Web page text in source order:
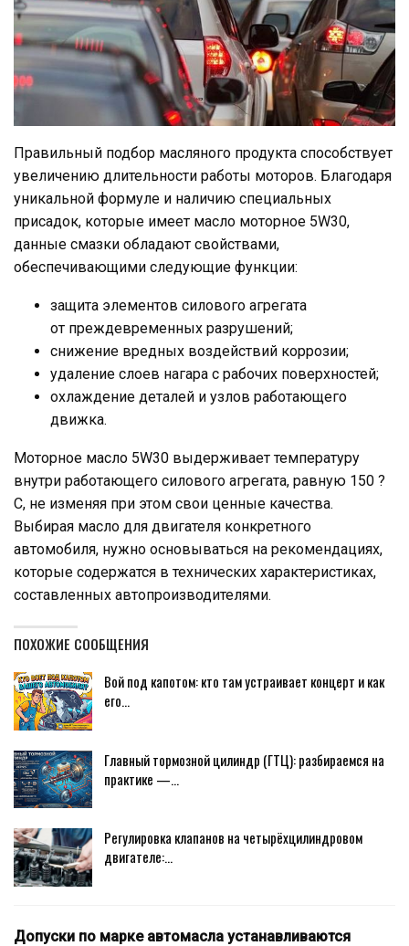
Правильный подбор масляного продукта способствует
увеличению длительности работы моторов. Благодаря
уникальной формуле и наличию специальных
присадок, которые имеет масло моторное 5W30,
данные смазки обладают свойствами,
обеспечивающими следующие функции:
защита элементов силового агрегата
от преждевременных разрушений;
снижение вредных воздействий коррозии;
удаление слоев нагара с рабочих поверхностей;
охлаждение деталей и узлов работающего
движка.
Моторное масло 5W30 выдерживает температуру
внутри работающего силового агрегата, равную 150 ?
C, не изменяя при этом свои ценные качества.
Выбирая масло для двигателя конкретного
автомобиля, нужно основываться на рекомендациях,
которые содержатся в технических характеристиках,
составленных автопроизводителями.
ПОХОЖИЕ СООБЩЕНИЯ
Вой под капотом: кто там устраивает концерт и как
его…
Главный тормозной цилиндр (ГТЦ): разбираемся на
практике —…
Регулировка клапанов на четырёхцилиндровом
двигателе:…
Допуски по марке автомасла устанавливаются